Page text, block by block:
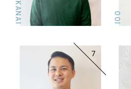
KANAI OOI
7